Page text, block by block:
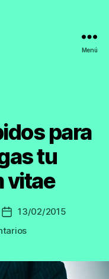
Menú
para
tu
vitae
Fecha
de
13/02/2015
en